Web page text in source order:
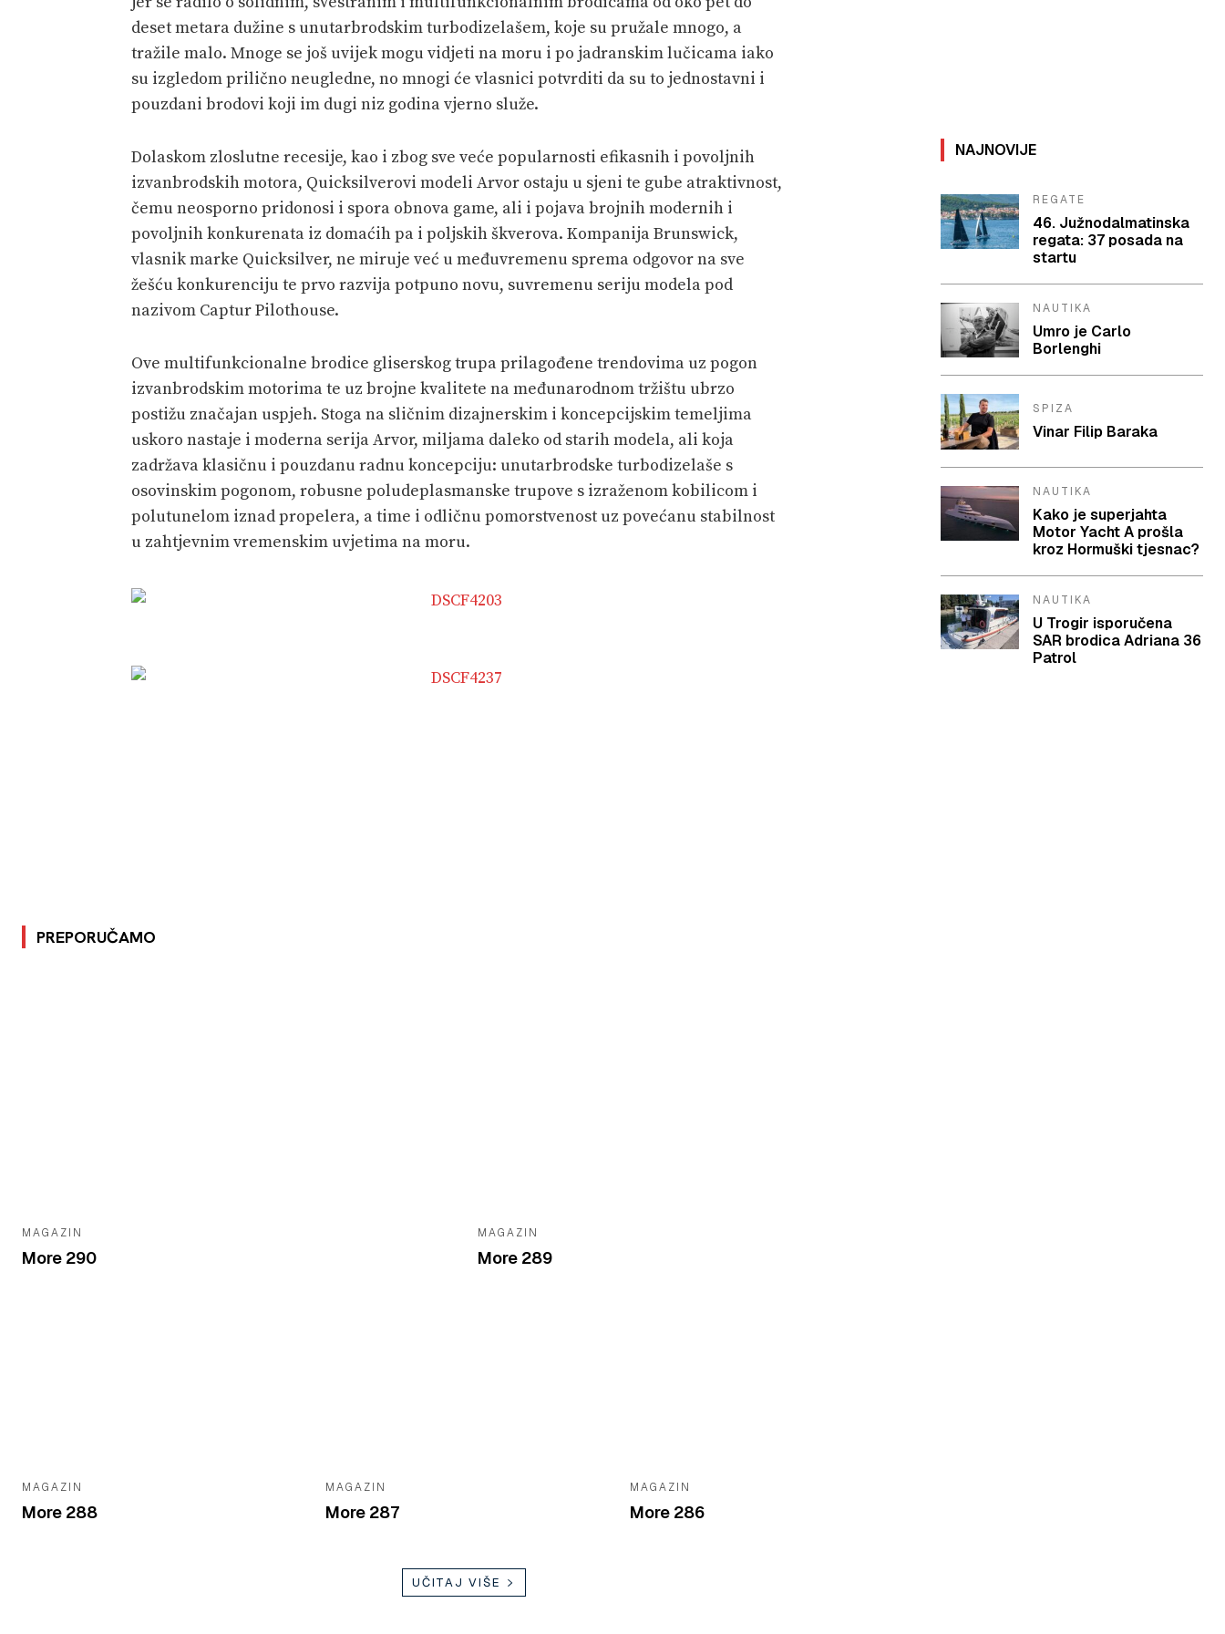
deset metara dužine s unutarbrodskim turbodizelašem, koje su pružale mnogo, a
tražile malo. Mnoge se još uvijek mogu vidjeti na moru i po jadranskim lučicama iako
su izgledom prilično neugledne, no mnogi će vlasnici potvrditi da su to jednostavni i
pouzdani brodovi koji im dugi niz godina vjerno služe.
Dolaskom zloslutne recesije, kao i zbog sve veće popularnosti efikasnih i povoljnih
izvanbrodskih motora, Quicksilverovi modeli Arvor ostaju u sjeni te gube atraktivnost,
čemu neosporno pridonosi i spora obnova game, ali i pojava brojnih modernih i
povoljnih konkurenata iz domaćih pa i poljskih škverova. Kompanija Brunswick,
vlasnik marke Quicksilver, ne miruje već u međuvremenu sprema odgovor na sve
žešću konkurenciju te prvo razvija potpuno novu, suvremenu seriju modela pod
nazivom Captur Pilothouse.
Ove multifunkcionalne brodice gliserskog trupa prilagođene trendovima uz pogon
izvanbrodskim motorima te uz brojne kvalitete na međunarodnom tržištu ubrzo
postižu značajan uspjeh. Stoga na sličnim dizajnerskim i koncepcijskim temeljima
uskoro nastaje i moderna serija Arvor, miljama daleko od starih modela, ali koja
zadržava klasičnu i pouzdanu radnu koncepciju: unutarbrodske turbodizelaše s
osovinskim pogonom, robusne poludeplasmanske trupove s izraženom kobilicom i
polutunelom iznad propelera, a time i odličnu pomorstvenost uz povećanu stabilnost
u zahtjevnim vremenskim uvjetima na moru.
PREPORUČAMO
MAGAZIN
More 290
MAGAZIN
More 289
MAGAZIN
More 288
MAGAZIN
More 287
MAGAZIN
More 286
UČITAJ VIŠE
NAJNOVIJE
REGATE
46. Južnodalmatinska
regata: 37 posada na
startu
NAUTIKA
Umro je Carlo
Borlenghi
SPIZA
Vinar Filip Baraka
NAUTIKA
Kako je superjahta
Motor Yacht A prošla
kroz Hormuški tjesnac?
NAUTIKA
U Trogir isporučena
SAR brodica Adriana 36
Patrol